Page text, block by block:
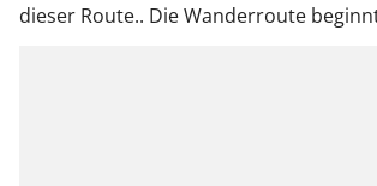
dieser Route.. Die Wanderroute